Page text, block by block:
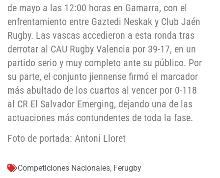
de mayo a las 12:00 horas en Gamarra, con el
enfrentamiento entre Gaztedi Neskak y Club Jaén
Rugby. Las vascas accedieron a esta ronda tras
derrotar al CAU Rugby Valencia por 39-17, en un
partido serio y muy completo ante su público. Por
su parte, el conjunto jiennense firmó el marcador
más abultado de los cuartos al vencer por 0-118
al CR El Salvador Emerging, dejando una de las
actuaciones más contundentes de toda la fase.
Foto de portada: Antoni Lloret
Competiciones Nacionales, Ferugby